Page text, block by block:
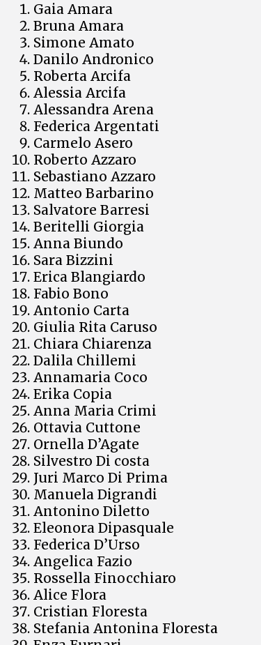
Gaia Amara
Bruna Amara
Simone Amato
Danilo Andronico
Roberta Arcifa
Alessia Arcifa
Alessandra Arena
Federica Argentati
Carmelo Asero
Roberto Azzaro
Sebastiano Azzaro
Matteo Barbarino
Salvatore Barresi
Beritelli Giorgia
Anna Biundo
Sara Bizzini
Erica Blangiardo
Fabio Bono
Antonio Carta
Giulia Rita Caruso
Chiara Chiarenza
Dalila Chillemi
Annamaria Coco
Erika Copia
Anna Maria Crimi
Ottavia Cuttone
Ornella D’Agate
Silvestro Di costa
Juri Marco Di Prima
Manuela Digrandi
Antonino Diletto
Eleonora Dipasquale
Federica D’Urso
Angelica Fazio
Rossella Finocchiaro
Alice Flora
Cristian Floresta
Stefania Antonina Floresta